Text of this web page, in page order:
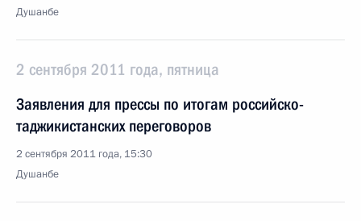
Душанбе
2 сентября 2011 года, пятница
Заявления для прессы по итогам российско-
таджикистанских переговоров
2 сентября 2011 года, 15:30
Душанбе